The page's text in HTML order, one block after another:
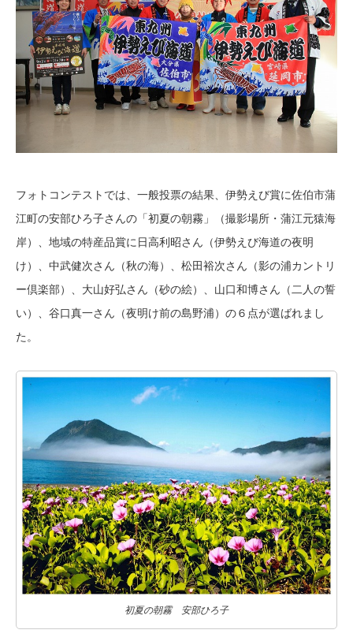
フォトコンテストでは、一般投票の結果、伊勢えび賞に佐伯市蒲
江町の安部ひろ子さんの「初夏の朝霧」（撮影場所・蒲江元猿海
岸）、地域の特産品賞に日高利昭さん（伊勢えび海道の夜明
け）、中武健次さん（秋の海）、松田裕次さん（影の浦カントリ
ー倶楽部）、大山好弘さん（砂の絵）、山口和博さん（二人の誓
い）、谷口真一さん（夜明け前の島野浦）の６点が選ばれまし
た。
初夏の朝霧 安部ひろ子